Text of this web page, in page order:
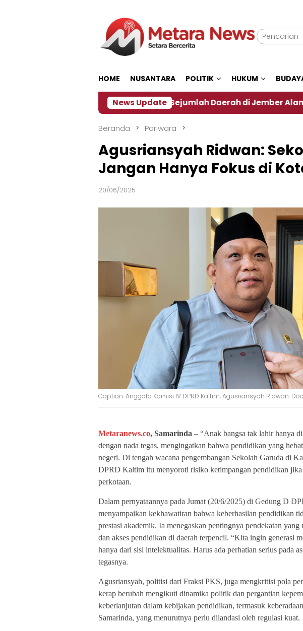
HOME NUSANTARA POLITIK HUKUM
News Update
Dampak El Nino, Sejumlah Daerah di Jember Alami Krisi Air
Beranda Pariwara
Agusriansyah Ridwan:
Jangan Hanya Fokus di
20/06/2025
Caption: Anggota Komisi IV DPRD Kaltim, Agusriansyah Ridwan.
Metaranews.co, Samarinda – “Anak bangsa tak lahir hanya
dengan nada tegas, mengingatkan bahwa pendidikan yang
negeri. Di tengah wacana pengembangan Sekolah Garuda di
DPRD Kaltim itu menyoroti risiko ketimpangan pendidikan
perkotaan.
Dalam pernyataannya pada Jumat (20/6/2025) di Gedung D
menyampaikan kekhawatiran bahwa keberhasilan pendidikan
prestasi akademik. Ia menegaskan pentingnya pendekatan
dan akses pendidikan di daerah terpencil. “Kita ingin generasi
hanya dari sisi intelektualitas. Harus ada perhatian serius pada
tegasnya.
Agusriansyah, politisi dari Fraksi PKS, juga mengkritisi pola
kerap berubah mengikuti dinamika politik dan pergantian
keberlanjutan dalam kebijakan pendidikan, termasuk
Samarinda, yang menurutnya perlu dilandasi oleh regulasi kuat.